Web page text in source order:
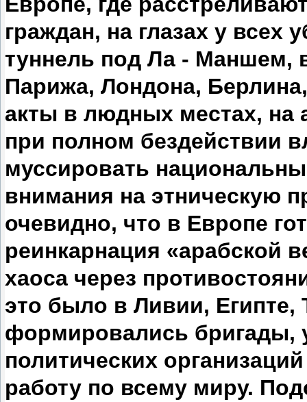
граждан, на глазах у всех
туннель под Ла - Маншем,
Парижа, Лондона,
акты в людных местах, на
при полном бездействии
муссировать
внимания на этническую
очевидно, что в Европе
реинкарнация «арабской
хаоса через
это было в Ливии, Египте,
формировались бригады,
политических
работу по всему миру.